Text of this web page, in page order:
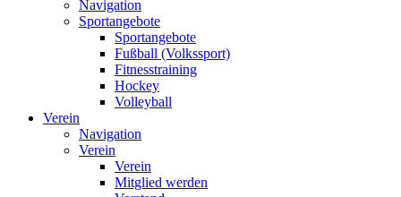
Navigation
Sportangebote
Sportangebote
Fußball (Volkssport)
Fitnesstraining
Hockey
Volleyball
Verein
Navigation
Verein
Verein
Mitglied werden